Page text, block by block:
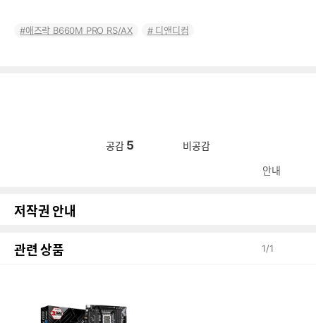
애즈락 B660M PRO RS/AX 디앤디컴
공감 5 비공감
안내
저작권 안내
관련 상품 1/1